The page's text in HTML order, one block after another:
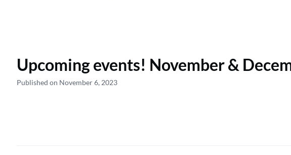
Upcoming events! November &
Published on November 6, 2023